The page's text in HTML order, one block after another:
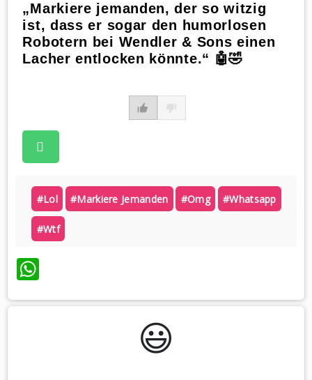
„Markiere jemanden, der so witzig
ist, dass er sogar den humorlosen
Robotern bei Wendler & Sons einen
Lacher entlocken könnte.“ 🤖🤣
#lol #markiere Jemanden #omg #whatsapp
#wtf
WhatsApp
😃️